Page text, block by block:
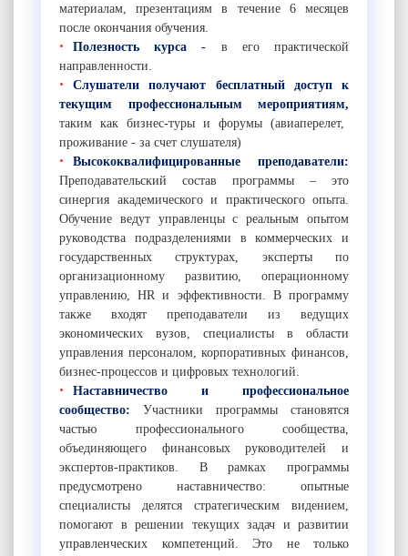
материалам, презентациям в течение 6 месяцев
после окончания обучения.
Полезность курса - в его практической
направленности.
Слушатели получают бесплатный доступ к
текущим профессиональным мероприятиям,
таким как бизнес-туры и форумы (авиаперелет,
проживание - за счет слушателя)
Высококвалифицированные преподаватели:
Преподавательский состав программы – это
синергия академического и практического опыта.
Обучение ведут управленцы с реальным опытом
руководства подразделениями в коммерческих и
государственных структурах, эксперты по
организационному развитию, операционному
управлению, HR и эффективности. В программу
также входят преподаватели из ведущих
экономических вузов, специалисты в области
управления персоналом, корпоративных финансов,
бизнес-процессов и цифровых технологий.
Наставничество и профессиональное
сообщество: Участники программы становятся
частью профессионального сообщества,
объединяющего финансовых руководителей и
экспертов-практиков. В рамках программы
предусмотрено наставничество: опытные
специалисты делятся стратегическим видением,
помогают в решении текущих задач и развитии
управленческих компетенций. Это не только